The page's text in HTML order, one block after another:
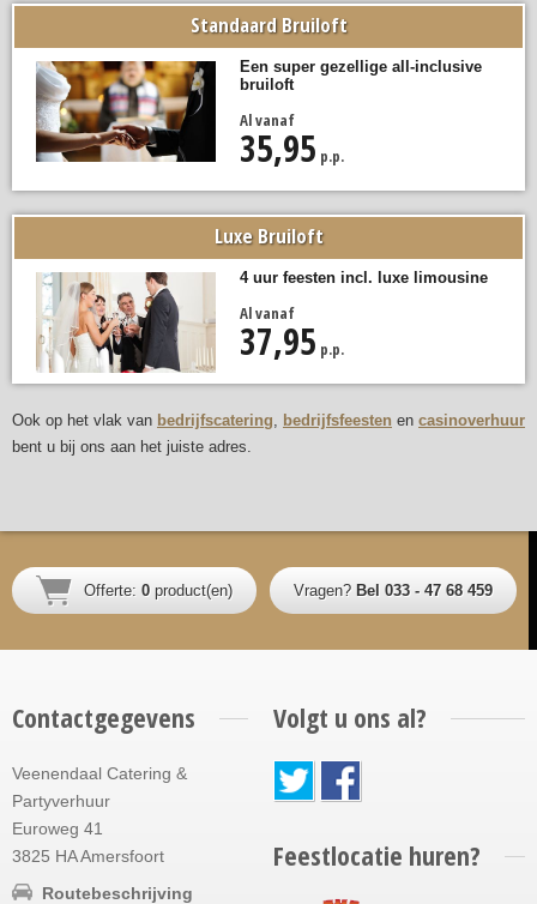
Standaard Bruiloft
Een super gezellige all-inclusive
bruiloft
Al vanaf
35,95 p.p.
Luxe Bruiloft
4 uur feesten incl. luxe limousine
Al vanaf
37,95 p.p.
Ook op het vlak van bedrijfscatering, bedrijfsfeesten en casinoverhuur
bent u bij ons aan het juiste adres.
Offerte: 0 product(en) Vragen? Bel 033 - 47 68 459
Contactgegevens
Veenendaal Catering &
Partyverhuur
Euroweg 41
3825 HA Amersfoort
Routebeschrijving
Volgt u ons al?
Feestlocatie huren?